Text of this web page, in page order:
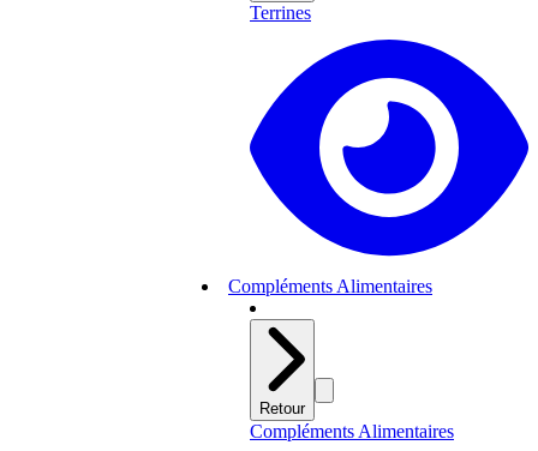
Terrines
Compléments Alimentaires
Retour
Compléments Alimentaires